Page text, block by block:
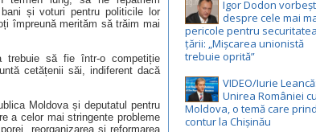
și voturi pentru politicile lor
împreună merităm să trăim mai
trebuie să fie într-o competiție
cetățenii săi, indiferent dacă
Moldova și deputatul pentru
a celor mai stringente probleme
reorganizarea și reformarea
Igor Dodon
despre cele mai
pericole pentru securitatea
țării: „Mișcarea unionistă
trebuie oprită”
VIDEO/Iurie Leancă:
Unirea României cu
Moldova, o temă care
contur la Chișinău